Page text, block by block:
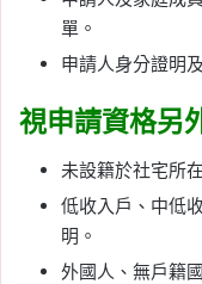
單。
申請人身分證明
視申請資格另
未設籍於社宅所
低收入戶、中低
明。
外國人、無戶籍